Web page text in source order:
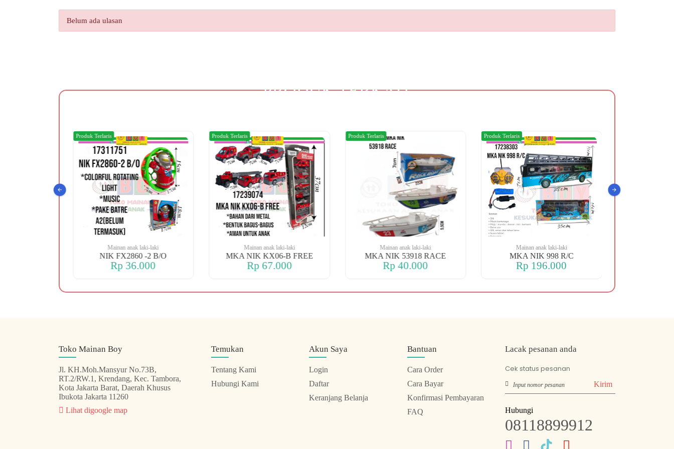
Belum ada ulasan
PRODUK TERKAIT
Mainan anak laki-laki
NIK FX2860 -2 B/O
Rp 36.000
Produk Terlaris
Mainan anak laki-laki
MKA NIK KX06-B FREE
Rp 67.000
Produk Terlaris
Mainan anak laki-laki
MKA NIK 53918 RACE
Rp 40.000
Produk Terlaris
Mainan anak laki-laki
MKA NIK 998 R/C
Rp 196.000
Produk Terlaris
Toko Mainan Boy
Jl. KH.Moh.Mansyur No.73B,
RT.2/RW.1, Krendang, Kec. Tambora,
Kota Jakarta Barat, Daerah Khusus
Ibukota Jakarta 11260
Lihat digoogle map
Temukan
Tentang Kami
Hubungi Kami
Akun Saya
Login
Daftar
Keranjang Belanja
Bantuan
Cara Order
Cara Bayar
Konfirmasi Pembayaran
FAQ
Lacak pesanan anda
Cek status pesanan
Kirim
Hubungi
08118899912